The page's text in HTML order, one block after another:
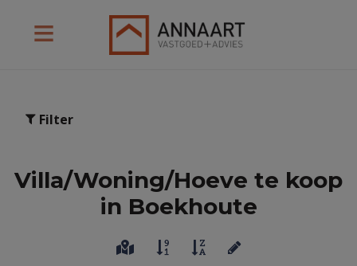
Filter
Villa/Woning/Hoeve te koop
in Boekhoute